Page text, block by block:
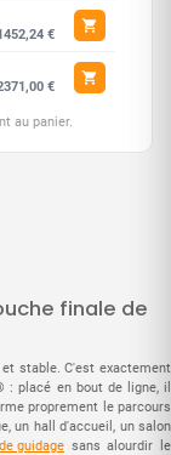
finale de
stable. C'est exactement
placé en bout de ligne, il
proprement le parcours
un hall d'accueil, un salon
de guidage sans alourdir le
€
€
au panier.